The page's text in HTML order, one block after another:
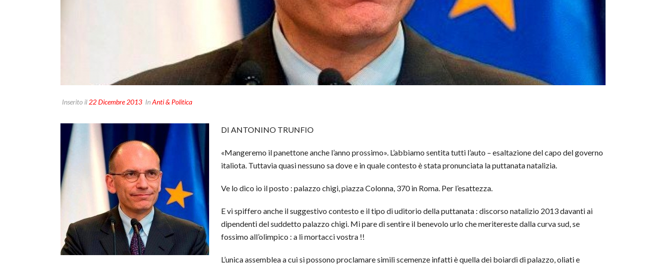
Inserito il 22 Dicembre 2013 InAnti & Politica
DI ANTONINO TRUNFIO
«Mangeremo il panettone anche l’anno prossimo». L’abbiamo sentita tutti l’auto – esaltazione del capo del governo
italiota. Tuttavia quasi nessuno sa dove e in quale contesto è stata pronunciata la puttanata natalizia.
Ve lo dico io il posto : palazzo chigi, piazza Colonna, 370 in Roma. Per l’esattezza.
E vi spiffero anche il suggestivo contesto e il tipo di uditorio della puttanata : discorso natalizio 2013 davanti ai
dipendenti del suddetto palazzo chigi. Mi pare di sentire il benevolo urlo che meritereste dalla curva sud, se
fossimo all’olimpico : a li mortacci vostra !!
L’unica assemblea a cui si possono proclamare simili scemenze infatti è quella dei boiardi di palazzo, oliati e